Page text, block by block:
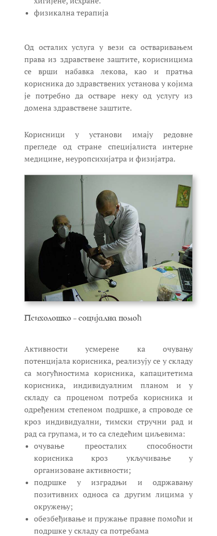
физикална терапија
Од осталих услуга у вези са остваривањем
права из здравствене заштите, корисницима
се врши набавка лекова, као и пратња
корисника до здравствених установа у којима
је потребно да остваре неку од услугу из
домена здравствене заштите.
Корисници у установи имају редовне
прегледе од стране специјалиста интерне
медицине, неуропсихијатра и физијатра.
Психолошко - социјална помоћ
Активности усмерене ка очувању
потенцијала корисника, реализују се у складу
са могућностима корисника, капацитетима
корисника, индивидуалним планом и у
складу са проценом потреба корисника и
одређеним степеном подршке, а спроводе се
кроз индивидуални, тимски стручни рад и
рад са групама, и то са следећим циљевима:
очување преосталих способности
корисника кроз укључивање у
организоване активности;
подршке у изградњи и одржавању
позитивних односа са другим лицима у
окружењу;
обезбеђивање и пружање правне помоћи и
подршке у складу са потребама